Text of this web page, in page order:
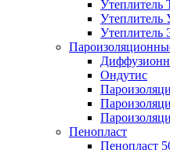
Утеплитель
Утеплитель
Утеплитель
Ондутис
Пенопласт
Пенопласт